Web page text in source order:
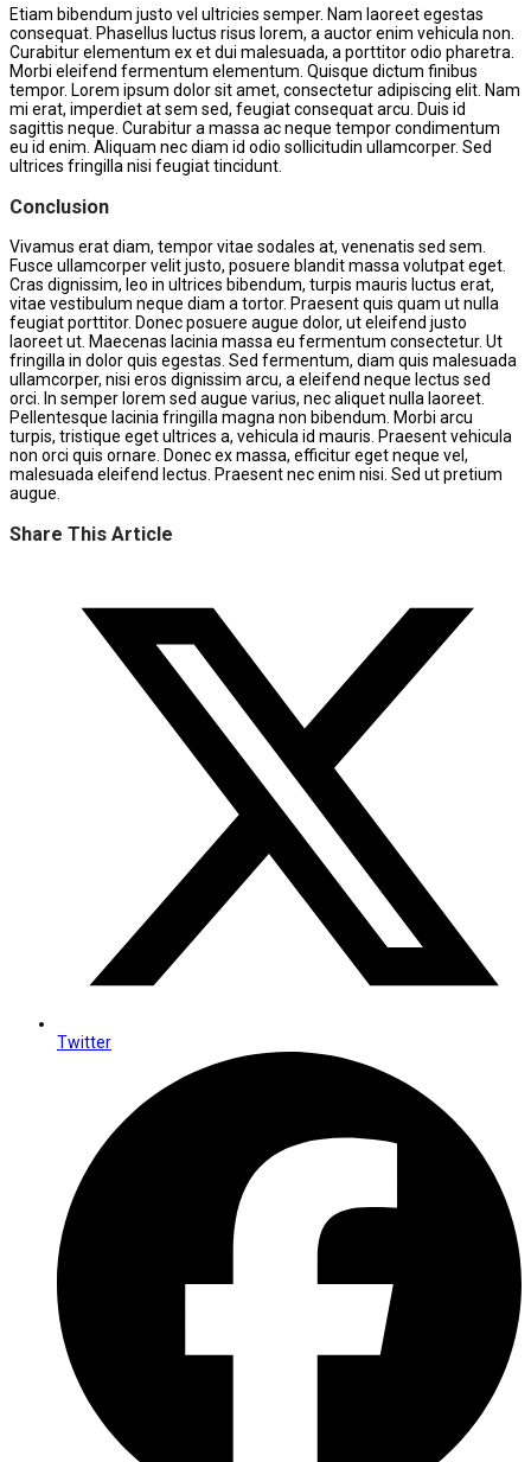
Etiam bibendum justo vel ultricies semper. Nam laoreet egestas
consequat. Phasellus luctus risus lorem, a auctor enim vehicula non.
Curabitur elementum ex et dui malesuada, a porttitor odio pharetra.
Morbi eleifend fermentum elementum. Quisque dictum finibus
tempor. Lorem ipsum dolor sit amet, consectetur adipiscing elit. Nam
mi erat, imperdiet at sem sed, feugiat consequat arcu. Duis id
sagittis neque. Curabitur a massa ac neque tempor condimentum
eu id enim. Aliquam nec diam id odio sollicitudin ullamcorper. Sed
ultrices fringilla nisi feugiat tincidunt.
Conclusion
Vivamus erat diam, tempor vitae sodales at, venenatis sed sem.
Fusce ullamcorper velit justo, posuere blandit massa volutpat eget.
Cras dignissim, leo in ultrices bibendum, turpis mauris luctus erat,
vitae vestibulum neque diam a tortor. Praesent quis quam ut nulla
feugiat porttitor. Donec posuere augue dolor, ut eleifend justo
laoreet ut. Maecenas lacinia massa eu fermentum consectetur. Ut
fringilla in dolor quis egestas. Sed fermentum, diam quis malesuada
ullamcorper, nisi eros dignissim arcu, a eleifend neque lectus sed
orci. In semper lorem sed augue varius, nec aliquet nulla laoreet.
Pellentesque lacinia fringilla magna non bibendum. Morbi arcu
turpis, tristique eget ultrices a, vehicula id mauris. Praesent vehicula
non orci quis ornare. Donec ex massa, efficitur eget neque vel,
malesuada eleifend lectus. Praesent nec enim nisi. Sed ut pretium
augue.
Share This Article
Twitter